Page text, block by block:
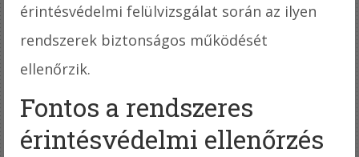
érintésvédelmi felülvizsgálat során az ilyen
rendszerek biztonságos működését
ellenőrzik.
Fontos a rendszeres
érintésvédelmi ellenőrzés